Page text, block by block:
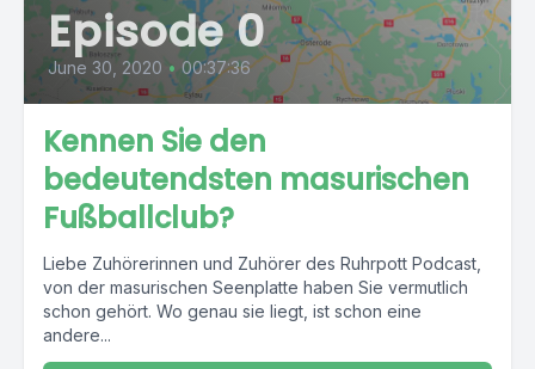
Episode 0
June 30, 2020 • 00:37:36
Kennen Sie den
bedeutendsten masurischen
Fußballclub?
Liebe Zuhörerinnen und Zuhörer des Ruhrpott Podcast,
von der masurischen Seenplatte haben Sie vermutlich
schon gehört. Wo genau sie liegt, ist schon eine
andere...